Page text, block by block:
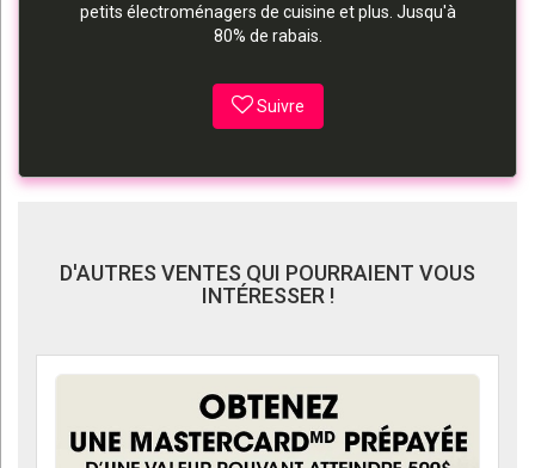
petits électroménagers de cuisine et plus. Jusqu'à
80% de rabais.
Suivre
D'AUTRES VENTES QUI POURRAIENT VOUS
INTÉRESSER !